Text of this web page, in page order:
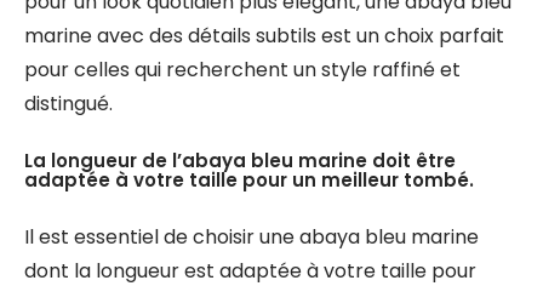
marine avec des détails subtils est un choix parfait
pour celles qui recherchent un style raffiné et
distingué.
La longueur de l’abaya bleu marine doit être
adaptée à votre taille pour un meilleur tombé.
Il est essentiel de choisir une abaya bleu marine
dont la longueur est adaptée à votre taille pour